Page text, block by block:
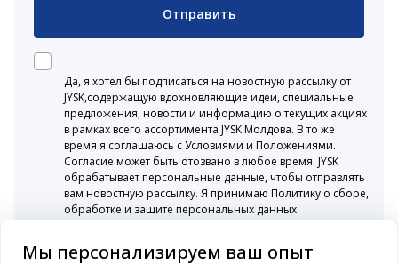
Отправить
Да, я хотел бы подписаться на новостную рассылку от
JYSK,содержащую вдохновляющие идеи, специальные
предложения, новости и информацию о текущих акциях
в рамках всего ассортимента JYSK Молдова. В то же
время я соглашаюсь с Условиями и Положениями.
Согласие может быть отозвано в любое время. JYSK
обрабатывает персональные данные, чтобы отправлять
вам новостную рассылку. Я принимаю Политику о сборе,
обработке и защите персональных данных.
Мы персонализируем ваш опыт